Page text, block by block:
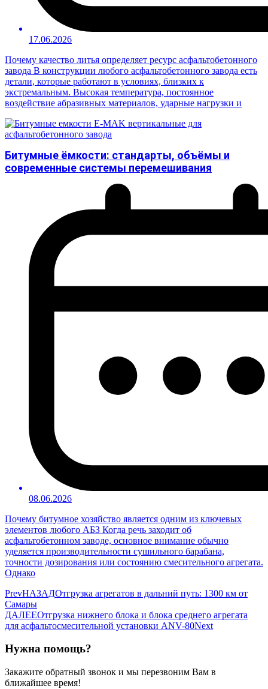
17.06.2026
Почему качество литья определяет ресурс асфальтобетонного
завода В конструкции любого асфальтобетонного завода есть
детали, которые работают в условиях, близких к
экстремальным. Высокая температура, постоянное
воздействие абразивных материалов, ударные нагрузки и
Битумные ёмкости: стандарты, объёмы и
современные системы перемешивания
08.06.2026
Почему битумное хозяйство является одним из ключевых
элементов любого АБЗ Когда речь заходит об
асфальтобетонном заводе, основное внимание обычно
уделяется производительности сушильного барабана,
точности дозирования или состоянию смесительного агрегата.
Однако
PrevНАЗАДОтгрузка агрегатов в дальний путь: 1300 км от
Самары
ДАЛЕЕОтгрузка нижнего блока и блока среднего агрегата
для асфальтосмесительной установки ANV-80Next
Нужна помощь?
Закажите обратный звонок и мы перезвоним Вам в
ближайшее время!